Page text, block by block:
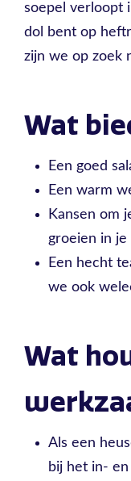
soepel verloopt
dol bent op
zijn we op zoek
Wat
Een goed
Een warm
Kansen om
groeien in je
Een hecht
we ook
Wat
Als een
bij het in-